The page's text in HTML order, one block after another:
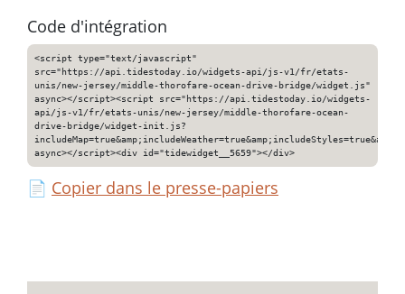
Code d'intégration
<script type="text/javascript"
src="https://api.tidestoday.io/widgets-api/js-v1/fr/etats-
unis/new-jersey/middle-thorofare-ocean-drive-bridge/widget.js"
async></script><script src="https://api.tidestoday.io/widgets-
api/js-v1/fr/etats-unis/new-jersey/middle-thorofare-ocean-
drive-bridge/widget-init.js?
async></script><div id="tidewidget__5659"></div>
📄 Copier dans le presse-papiers